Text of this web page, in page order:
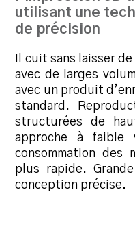
utilisant une
de précision
Il cuit sans laisser
avec de larges
avec un produit
standard.
structurées de
approche à faible
consommation des
plus rapide.
conception précise.